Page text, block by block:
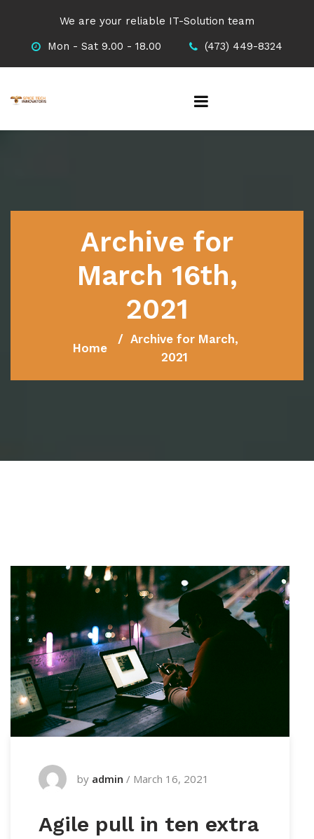
We are your reliable IT-Solution team
Mon - Sat 9.00 - 18.00
(473) 449-8324
Archive for
March 16th,
2021
Home
Archive for March,
2021
by admin / March 16, 2021
Agile pull in ten extra